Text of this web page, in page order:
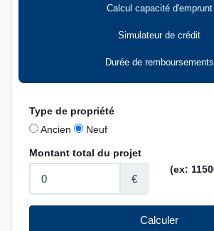
Calcul capacité d'emprunt
Simulateur de crédit
Durée de remboursements